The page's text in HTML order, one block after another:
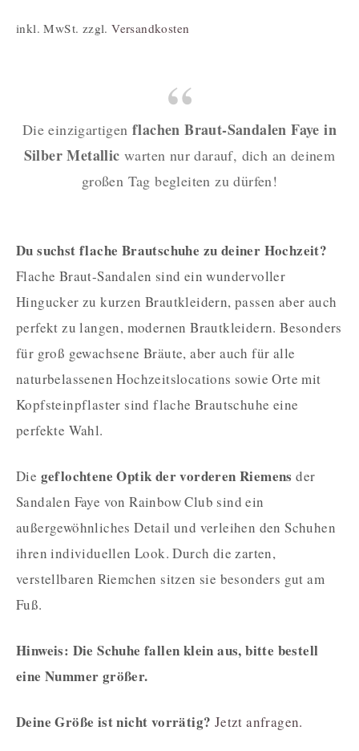
inkl. MwSt. zzgl.Versandkosten
Die einzigartigenflachen Braut-Sandalen Faye in
Silber Metallicwarten nur darauf, dich an deinem
großen Tag begleiten zu dürfen!
Du suchst flache Brautschuhe zu deiner Hochzeit?
Flache Braut-Sandalen sind ein wundervoller
Hingucker zu kurzen Brautkleidern, passen aber auch
perfekt zu langen, modernen Brautkleidern. Besonders
für groß gewachsene Bräute, aber auch für alle
naturbelassenen Hochzeitslocations sowie Orte mit
Kopfsteinpflaster sind flache Brautschuhe eine
perfekte Wahl.
Die geflochtene Optik der vorderen Riemens der
Sandalen Faye von Rainbow Club sind ein
außergewöhnliches Detail und verleihen den Schuhen
ihren individuellen Look. Durch die zarten,
verstellbaren Riemchen sitzen sie besonders gut am
Fuß.
Hinweis: Die Schuhe fallen klein aus, bitte bestell
eine Nummer größer.
Deine Größe ist nicht vorrätig? Jetzt anfragen.